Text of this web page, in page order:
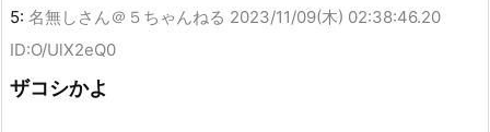
5: 名無しさん＠５ちゃんねる 2023/11/09(木) 02:38:46.20
ID:O/UlX2eQ0
ザコシかよ